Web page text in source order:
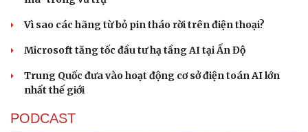
Vì sao các hãng từ bỏ pin tháo rời trên điện thoại?
Microsoft tăng tốc đầu tư hạ tầng AI tại Ấn Độ
Trung Quốc đưa vào hoạt động cơ sở điện toán AI lớn
nhất thế giới
PODCAST